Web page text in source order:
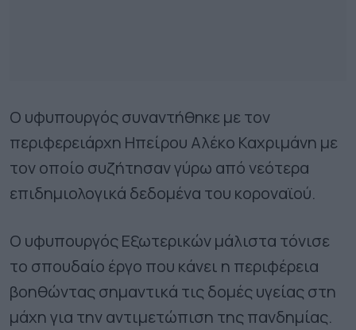
Ο υφυπουργός συναντήθηκε με τον
περιφερειάρχη Ηπείρου Αλέκο Καχριμάνη με
τον οποίο συζήτησαν γύρω από νεότερα
επιδημιολογικά δεδομένα του κοροναϊού.
Ο υφυπουργός Εξωτερικών μάλιστα τόνισε
το σπουδαίο έργο που κάνει η περιφέρεια
βοηθώντας σημαντικά τις δομές υγείας στη
μάχη για την αντιμετώπιση της πανδημίας.